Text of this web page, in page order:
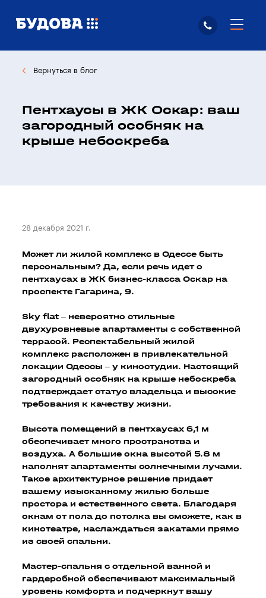
Вернуться в блог
Пентхаусы в ЖК Оскар: ваш
загородный особняк на
крыше небоскреба
28 декабря 2021 г.
Может ли жилой комплекс в Одессе быть
персональным? Да, если речь идет о
пентхаусах в ЖК бизнес-класса Оскар на
проспекте Гагарина, 9.
Sky flat – невероятно стильные
двухуровневые апартаменты с собственной
террасой. Респектабельный жилой
комплекс расположен в привлекательной
локации Одессы – у киностудии. Настоящий
загородный особняк на крыше небоскреба
подтверждает статус владельца и высокие
требования к качеству жизни.
Высота помещений в пентхаусах 6,1 м
обеспечивает много пространства и
воздуха. А большие окна высотой 5.8 м
наполнят апартаменты солнечными лучами.
Такое архитектурное решение придает
вашему изысканному жилью больше
простора и естественного света. Благодаря
окнам от пола до потолка вы сможете, как в
кинотеатре, наслаждаться закатами прямо
из своей спальни.
Мастер-спальня с отдельной ванной и
гардеробной обеспечивают максимальный
уровень комфорта и подчеркнут вашу